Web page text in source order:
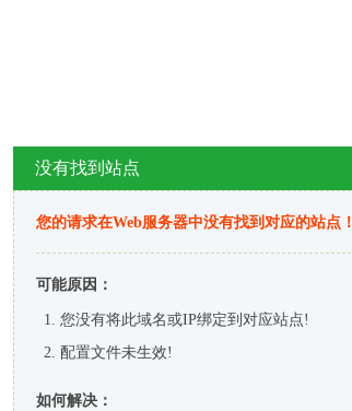
没有找到站点
您的请求在Web服务器中没有找到对应的站点！
可能原因：
您没有将此域名或IP绑定到对应站点!
配置文件未生效!
如何解决：